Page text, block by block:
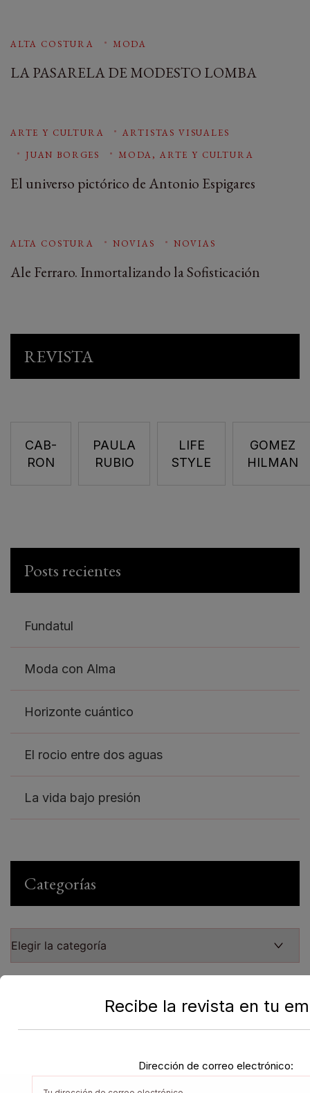
ALTA COSTURA MODA
LA PASARELA DE MODESTO LOMBA
ARTE Y CULTURA
ARTISTAS VISUALES
JUAN BORGES
MODA, ARTE Y CULTURA
El universo pictórico de Antonio Espigares
ALTA COSTURA NOVIAS NOVIAS
Ale Ferraro. Inmortalizando la Sofisticación
REVISTA
CAB-
RON
PAULA
RUBIO
LIFE
STYLE
GOMEZ
HILMAN
Posts recientes
Fundatul
Moda con Alma
Horizonte cuántico
El rocio entre dos aguas
La vida bajo presión
Categorías
Recibe la revista en tu
Dirección de correo electrónico: